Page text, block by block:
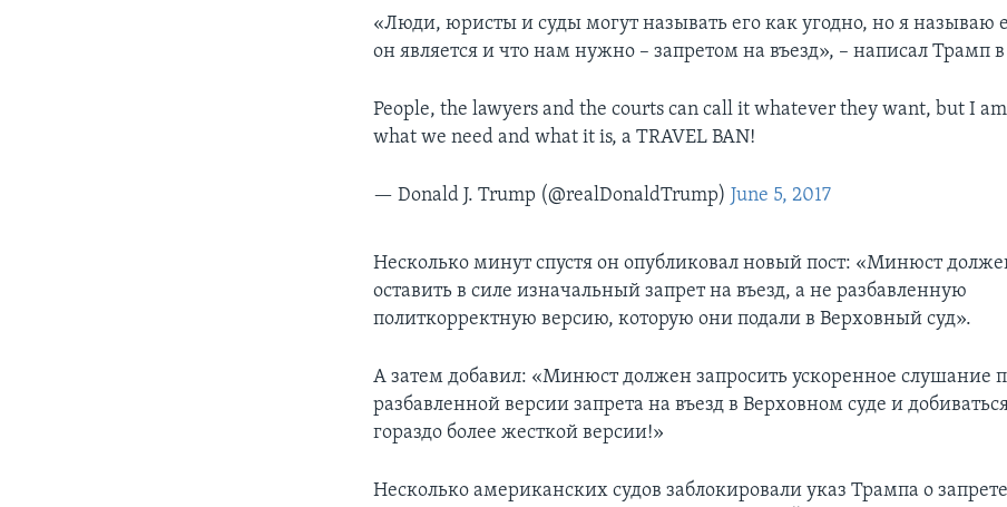
«Люди, юристы и суды могут называть его как угодно, но я называю
он является и что нам нужно – запретом на въезд», – написал Трамп
People, the lawyers and the courts can call it whatever they want, but I
what we need and what it is, a TRAVEL BAN!
— Donald J. Trump (@realDonaldTrump)June 5, 2017
Несколько минут спустя он опубликовал новый пост: «Минюст
оставить в силе изначальный запрет на въезд, а не разбавленную
политкорректную версию, которую они подали в Верховный суд».
А затем добавил: «Минюст должен запросить ускоренное слушание
разбавленной версии запрета на въезд в Верховном суде и
гораздо более жесткой версии!»
Несколько американских судов заблокировали указ Трампа о